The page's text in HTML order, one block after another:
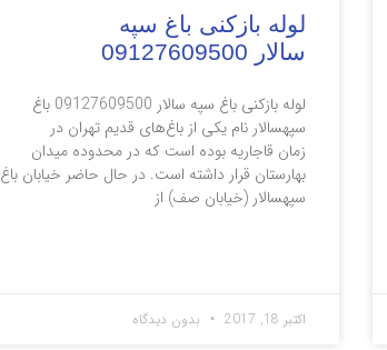
لوله بازکنی باغ سپه
سالار 09127609500
لوله بازکنی باغ سپه سالار 09127609500 باغ
سپهسالار نام یکی از باغ‌های قدیم تهران در
زمان قاجاریه بوده است که در محدوده میدان
بهارستان قرار داشته است. در حال حاضر خیابان باغ‌
سپهسالار (خیابان صف) از
اکتبر 18, 2017 بدون دیدگاه